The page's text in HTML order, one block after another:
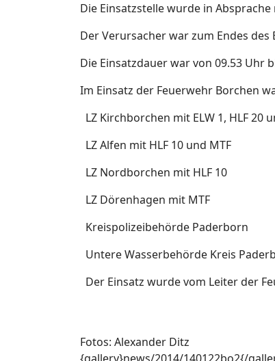
Die Einsatzstelle wurde in
Der Verursacher war zum Endes
Die Einsatzdauer war von 09.53 Uhr
Im Einsatz der Feuerwehr Borchen
LZ Kirchborchen mit ELW 1, HLF 20
LZ Alfen mit HLF 10 und MTF
LZ Nordborchen mit HLF 10
LZ Dörenhagen mit MTF
Kreispolizeibehörde Paderborn
Untere Wasserbehörde Kreis
Der Einsatz wurde vom Leiter der
Fotos: Alexander Ditz